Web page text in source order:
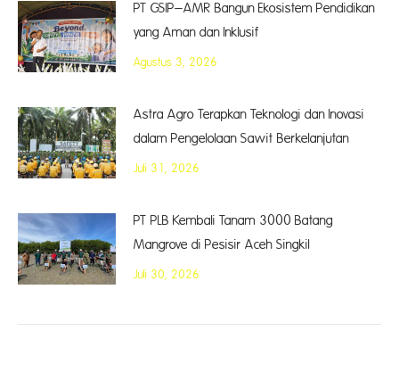
PT GSIP–AMR Bangun Ekosistem Pendidikan
yang Aman dan Inklusif
Agustus 3, 2026
Astra Agro Terapkan Teknologi dan Inovasi
dalam Pengelolaan Sawit Berkelanjutan
Juli 31, 2026
PT PLB Kembali Tanam 3000 Batang
Mangrove di Pesisir Aceh Singkil
Juli 30, 2026